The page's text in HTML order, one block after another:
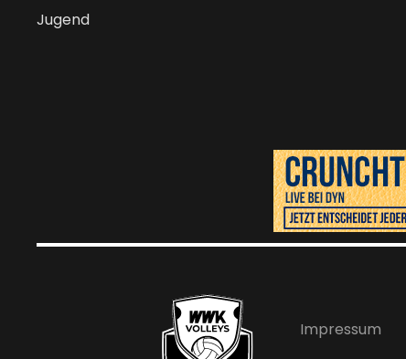
Jugend
Impressum